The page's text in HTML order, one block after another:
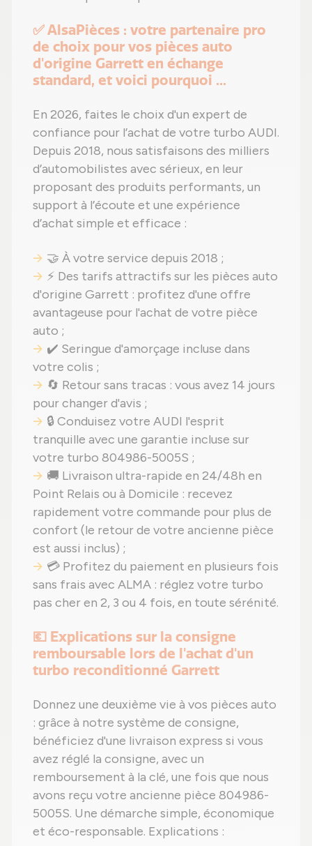
✅ AlsaPièces : votre partenaire pro
de choix pour vos pièces auto
d'origine Garrett en échange
standard, et voici pourquoi ...
En 2026, faites le choix d'un expert de
confiance pour l’achat de votre turbo AUDI.
Depuis 2018, nous satisfaisons des milliers
d’automobilistes avec sérieux, en leur
proposant des produits performants, un
support à l’écoute et une expérience
d’achat simple et efficace :
🤝 À votre service depuis 2018 ;
⚡ Des tarifs attractifs sur les pièces auto
d'origine Garrett : profitez d'une offre
avantageuse pour l'achat de votre pièce
auto ;
✔️ Seringue d'amorçage incluse dans
votre colis ;
🔄 Retour sans tracas : vous avez 14 jours
pour changer d'avis ;
🔒 Conduisez votre AUDI l'esprit
tranquille avec une garantie incluse sur
votre turbo 804986-5005S ;
🚚 Livraison ultra-rapide en 24/48h en
Point Relais ou à Domicile : recevez
rapidement votre commande pour plus de
confort (le retour de votre ancienne pièce
est aussi inclus) ;
💳 Profitez du paiement en plusieurs fois
sans frais avec ALMA : réglez votre turbo
pas cher en 2, 3 ou 4 fois, en toute sérénité.
💶 Explications sur la consigne
remboursable lors de l'achat d'un
turbo reconditionné Garrett
Donnez une deuxième vie à vos pièces auto
: grâce à notre système de consigne,
bénéficiez d'une livraison express si vous
avez réglé la consigne, avec un
remboursement à la clé, une fois que nous
avons reçu votre ancienne pièce 804986-
5005S. Une démarche simple, économique
et éco-responsable. Explications :